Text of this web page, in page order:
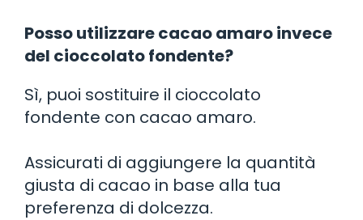
Posso utilizzare cacao amaro invece
del cioccolato fondente?
Sì, puoi sostituire il cioccolato
fondente con cacao amaro.
Assicurati di aggiungere la quantità
giusta di cacao in base alla tua
preferenza di dolcezza.